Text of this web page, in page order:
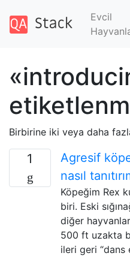
Evcil
Birbirine iki veya daha
1
Agresif
nasıl
Köpeğim Rex
biri. Eski
diğer
500 ft uzakta
ileri geri “dans